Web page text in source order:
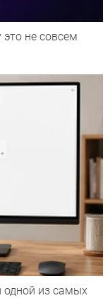
не совсем
одной из самых